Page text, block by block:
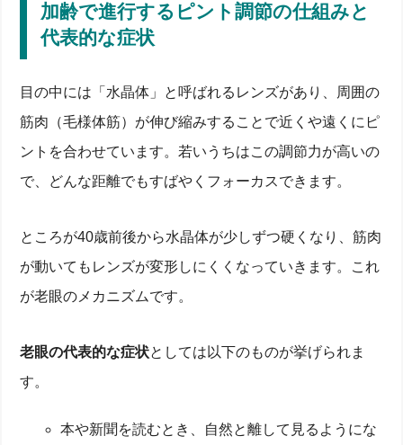
加齢で進行するピント調節の仕組みと
代表的な症状
目の中には「水晶体」と呼ばれるレンズがあり、周囲の
筋肉（毛様体筋）が伸び縮みすることで近くや遠くにピ
ントを合わせています。若いうちはこの調節力が高いの
で、どんな距離でもすばやくフォーカスできます。
ところが40歳前後から水晶体が少しずつ硬くなり、筋肉
が動いてもレンズが変形しにくくなっていきます。これ
が老眼のメカニズムです。
老眼の代表的な症状としては以下のものが挙げられま
す。
本や新聞を読むとき、自然と離して見るようにな